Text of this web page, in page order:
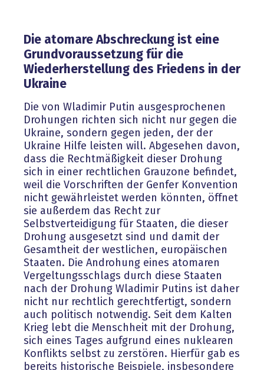
Die atomare Abschreckung ist eine
Grundvoraussetzung für die
Wiederherstellung des Friedens in der
Ukraine
Die von Wladimir Putin ausgesprochenen
Drohungen richten sich nicht nur gegen die
Ukraine, sondern gegen jeden, der der
Ukraine Hilfe leisten will. Abgesehen davon,
dass die Rechtmäßigkeit dieser Drohung
sich in einer rechtlichen Grauzone befindet,
weil die Vorschriften der Genfer Konvention
nicht gewährleistet werden könnten, öffnet
sie außerdem das Recht zur
Selbstverteidigung für Staaten, die dieser
Drohung ausgesetzt sind und damit der
Gesamtheit der westlichen, europäischen
Staaten. Die Androhung eines atomaren
Vergeltungsschlags durch diese Staaten
nach der Drohung Wladimir Putins ist daher
nicht nur rechtlich gerechtfertigt, sondern
auch politisch notwendig. Seit dem Kalten
Krieg lebt die Menschheit mit der Drohung,
sich eines Tages aufgrund eines nuklearen
Konflikts selbst zu zerstören. Hierfür gab es
bereits historische Beispiele, insbesondere